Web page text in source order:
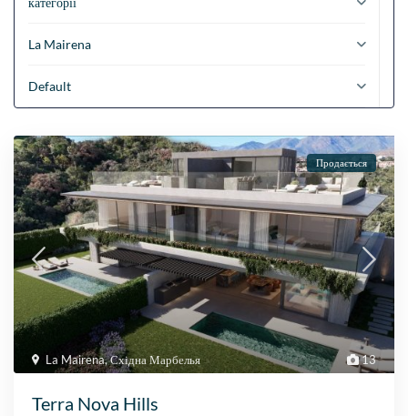
La Mairena
Default
13
La Mairena,Східна Марбелья
Продається
Terra Nova Hills